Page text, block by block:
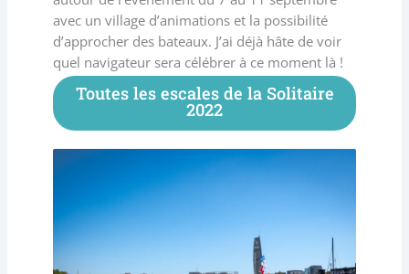
avec un village d’animations et la possibilité
d’approcher des bateaux. J’ai déjà hâte de voir
quel navigateur sera célébrer à ce moment là !
Toutes les escales de la Solitaire
2022